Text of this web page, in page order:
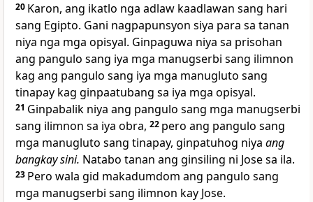
20 Karon, ang ikatlo nga adlaw kaadlawan sang hari
sang Egipto. Gani nagpapunsyon siya para sa tanan
niya nga mga opisyal. Ginpaguwa niya sa prisohan
ang pangulo sang iya mga manugserbi sang ilimnon
kag ang pangulo sang iya mga manugluto sang
tinapay kag ginpaatubang sa iya mga opisyal.
21 Ginpabalik niya ang pangulo sang mga manugserbi
sang ilimnon sa iya obra, 22 pero ang pangulo sang
mga manugluto sang tinapay, ginpatuhog niya ang
bangkay sini. Natabo tanan ang ginsiling ni Jose sa ila.
23 Pero wala gid makadumdom ang pangulo sang
mga manugserbi sang ilimnon kay Jose.